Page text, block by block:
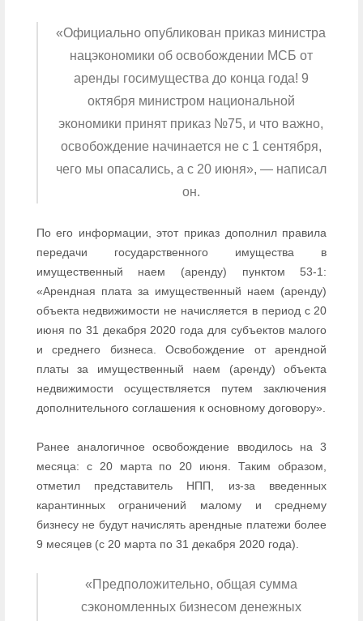
«Официально опубликован приказ министра
нацэкономики об освобождении МСБ от
аренды госимущества до конца года! 9
октября министром национальной
экономики принят приказ №75, и что важно,
освобождение начинается не с 1 сентября,
чего мы опасались, а с 20 июня», — написал
он.
По его информации, этот приказ дополнил правила
передачи государственного имущества в
имущественный наем (аренду) пунктом 53-1:
«Арендная плата за имущественный наем (аренду)
объекта недвижимости не начисляется в период с 20
июня по 31 декабря 2020 года для субъектов малого
и среднего бизнеса. Освобождение от арендной
платы за имущественный наем (аренду) объекта
недвижимости осуществляется путем заключения
дополнительного соглашения к основному договору».
Ранее аналогичное освобождение вводилось на 3
месяца: с 20 марта по 20 июня. Таким образом,
отметил представитель НПП, из-за введенных
карантинных ограничений малому и среднему
бизнесу не будут начислять арендные платежи более
9 месяцев (с 20 марта по 31 декабря 2020 года).
«Предположительно, общая сумма
сэкономленных бизнесом денежных